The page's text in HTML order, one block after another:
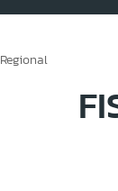
Regional